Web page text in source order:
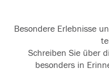
Besondere Erlebnisse
Schreiben Sie über
besonders in